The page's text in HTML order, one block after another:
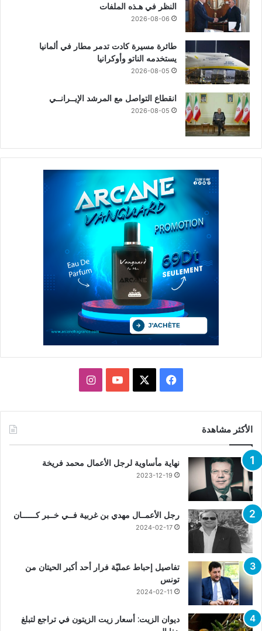
النظر في هـذه الملفات
2026-08-06
طائرة مسيرة كادت تدمر مطار في ألمانيا
يستخدمه الناتو وأوكرانيا
2026-08-05
انقطاع التواصل مع المرشد الإيــرانــي
2026-08-05
فيسبوك يوتيوبانستقرام
الأكثر مشاهدة
نهاية مأساوية لرجل الأعمال محمد فريخة
2023-12-19
رجل الأعمــال مهدي بن غربية فــي خــبر كــــــان
2024-02-17
تفاصيل إحباط عمليّة فرار أحد أكبر الحيتان من
تونس
2024-02-11
ديوان الزيت: أسعار زيت الزيتون في تراجع لتبلغ